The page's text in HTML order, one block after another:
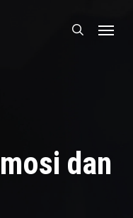
search
Menu
dan